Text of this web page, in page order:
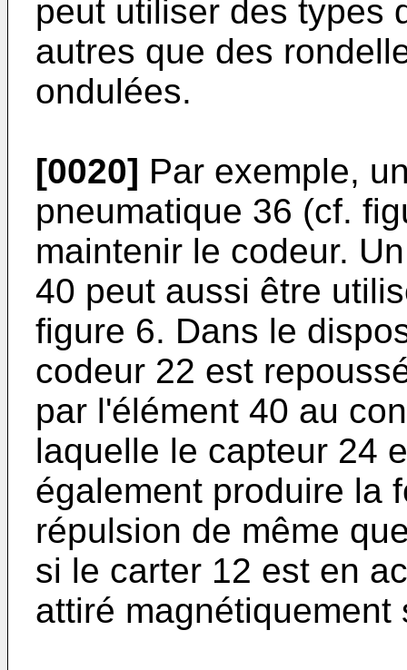
peut utiliser des types
autres que des
ondulées.
[0020] Par exemple,
pneumatique 36 (cf.
maintenir le codeur.
40 peut aussi être
figure 6. Dans le
codeur 22 est
par l'élément 40 au
laquelle le capteur 24
également produire la
répulsion de même
si le carter 12 est en
attiré magnétiquement